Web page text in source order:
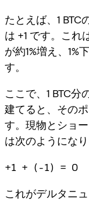
たとえば、1 BTC
は +1 です。これ
が約1%増え、1%
す。
ここで、1 BTC
建てると、その
す。現物とショ
は次のようになり
+1 + (-1) = 0
これがデルタニ